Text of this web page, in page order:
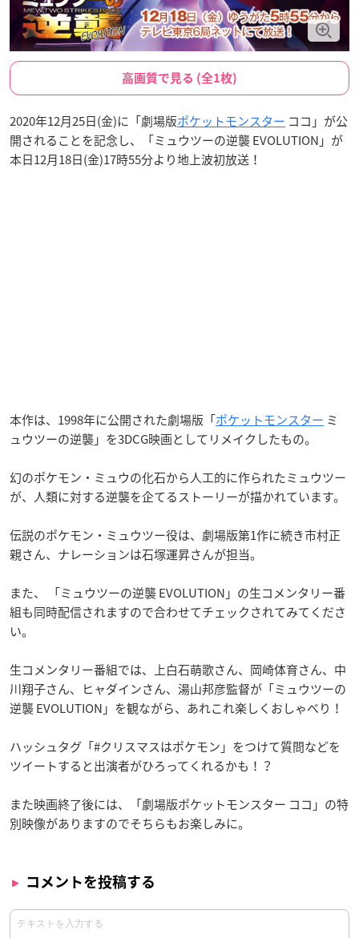
高画質で見る (全1枚)
2020年12月25日(金)に「劇場版ポケットモンスター ココ」が公
開されることを記念し、「ミュウツーの逆襲 EVOLUTION」が
本日12月18日(金)17時55分より地上波初放送！
本作は、1998年に公開された劇場版「ポケットモンスター ミ
ュウツーの逆襲」を3DCG映画としてリメイクしたもの。
幻のポケモン・ミュウの化石から人工的に作られたミュウツー
が、人類に対する逆襲を企てるストーリーが描かれています。
伝説のポケモン・ミュウツー役は、劇場版第1作に続き市村正
親さん、ナレーションは石塚運昇さんが担当。
また、 「ミュウツーの逆襲 EVOLUTION」の生コメンタリー番
組も同時配信されますので合わせてチェックされてみてくださ
い。
生コメンタリー番組では、上白石萌歌さん、岡崎体育さん、中
川翔子さん、ヒャダインさん、湯山邦彦監督が「ミュウツーの
逆襲 EVOLUTION」を観ながら、あれこれ楽しくおしゃべり！
ハッシュタグ「#クリスマスはポケモン」をつけて質問などを
ツイートすると出演者がひろってくれるかも！？
また映画終了後には、「劇場版ポケットモンスター ココ」の特
別映像がありますのでそちらもお楽しみに。
コメントを投稿する